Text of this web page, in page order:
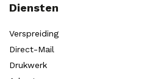
Diensten
Verspreiding
Direct-Mail
Drukwerk